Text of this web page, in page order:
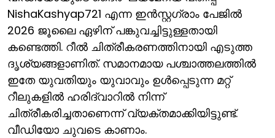
NishaKashyap721 എന്ന ഇന്‍സ്റ്റഗ്രാം പേജില്‍
2026 ജൂലൈ ഏഴിന് പങ്കുവച്ചിട്ടുള്ളതായി
കണ്ടെത്തി. റീല്‍ ചിത്രീകരണത്തിനായി എടുത്ത
ദൃശ്യങ്ങളാണിത്. സമാനമായ പശ്ചാത്തലത്തില്‍
ഇതേ യുവതിയും യുവാവും ഉള്‍പ്പെടുന്ന മറ്റ്
റീലുകളില്‍ ഹരിദ്വാറില്‍ നിന്ന്
ചിത്രീകരിച്ചതാണെന്ന് വ്യക്തമാക്കിയിട്ടുണ്ട്.
വീഡിയോ ചുവടെ കാണാം.